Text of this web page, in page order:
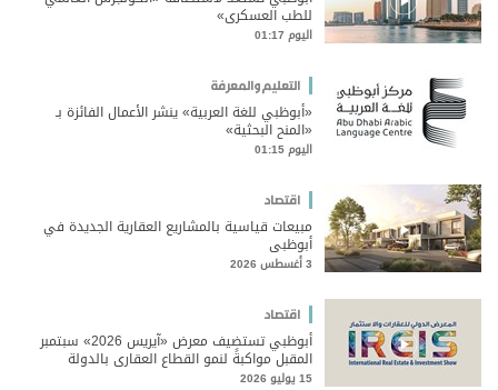
للطب العسكري»
اليوم 01:17
التعليم والمعرفة
«أبوظبي للغة العربية» ينشر الأعمال الفائزة بـ
«المنح البحثية»
اليوم 01:15
اقتصاد
مبيعات قياسية بالمشاريع العقارية الجديدة في
أبوظبي
3 أغسطس 2026
اقتصاد
أبوظبي تستضيف معرض «آيريس 2026» سبتمبر
المقبل مواكبةً لنمو القطاع العقاري بالدولة
15 يوليو 2026